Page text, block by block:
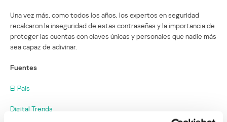
Una vez más, como todos los años, los expertos en seguridad
recalcaron la inseguridad de estas contraseñas y la importancia de
proteger las cuentas con claves únicas y personales que nadie más
sea capaz de adivinar.
Fuentes
El País
Digital Trends